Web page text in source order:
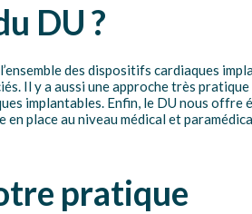
DU ?
des dispositifs cardiaques
Il y a aussi une approche très
implantables. Enfin, le DU nous offre
place au niveau médical et
pratique